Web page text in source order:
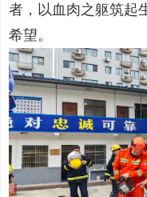
者，以血肉之躯筑起
希望。